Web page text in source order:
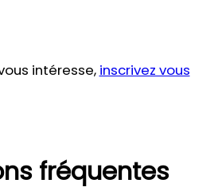
intéresse, inscrivez vous
fréquentes